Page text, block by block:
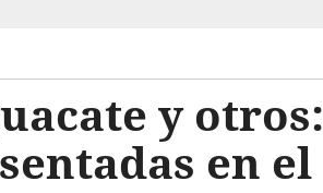
y otros:
en el